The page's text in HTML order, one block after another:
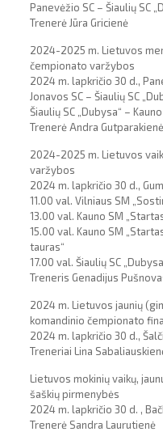
Panevėžio SC – Šiaulių SC
Trenerė Jūra Gricienė
2024-2025 m. Lietuvos
čempionato varžybos
2024 m. lapkričio 30 d.,
Jonavos SC – Šiaulių SC
Šiaulių SC „Dubysa“ –
Trenerė Andra Gutparakienė
2024-2025 m. Lietuvos
varžybos
2024 m. lapkričio 30 d.,
11.00 val. Vilniaus SM
13.00 val. Kauno SM
15.00 val. Kauno SM
tauras“
17.00 val. Šiaulių SC
Treneris Genadijus
2024 m. Lietuvos jaunių
komandinio čempionato
2024 m. lapkričio 30 d.,
Treneriai Lina
Lietuvos mokinių vaikų,
šaškių pirmenybės
2024 m. lapkričio 30 d. ,
Trenerė Sandra Laurutienė